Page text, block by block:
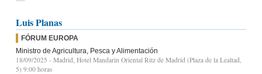
Luis Planas
FÓRUM EUROPA
Ministro de Agricultura, Pesca y Alimentación
18/09/2025 - Madrid, Hotel Mandarin Oriental Ritz de Madrid (Plaza de la Lealtad,
5) 9:00 horas